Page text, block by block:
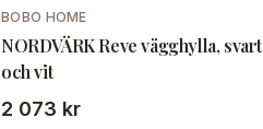
BOBO HOME
NORDVÄRK Reve vägghylla, svart
och vit
2 073 kr